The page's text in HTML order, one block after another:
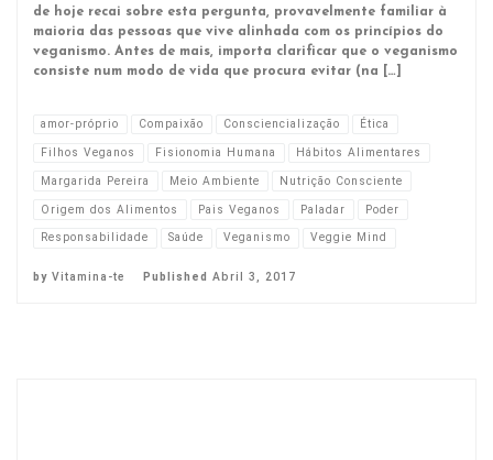
de hoje recai sobre esta pergunta, provavelmente familiar à
maioria das pessoas que vive alinhada com os princípios do
veganismo. Antes de mais, importa clarificar que o veganismo
consiste num modo de vida que procura evitar (na […]
amor-próprio Compaixão Consciencialização
Ética
Filhos Veganos
Fisionomia Humana
Hábitos Alimentares
Margarida Pereira
Meio Ambiente
Nutrição Consciente
Origem dos Alimentos
Pais Veganos Paladar
Poder
Responsabilidade
Saúde Veganismo Veggie Mind
by Vitamina-te Published Abril 3, 2017